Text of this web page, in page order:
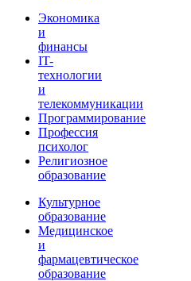
Экономика
и
финансы
IT-
технологии
и
телекоммуникации
Программирование
Профессия
психолог
Религиозное
образование
Культурное
образование
Медицинское
и
фармацевтическое
образование